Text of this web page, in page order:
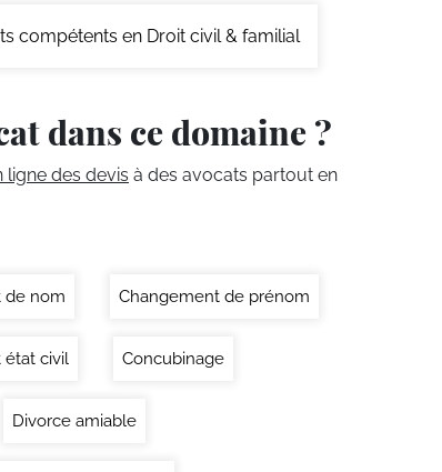
compétents en Droit civil & familial
dans ce domaine ?
ligne des devis à des avocats partout en
de nom Changement de prénom
état civil Concubinage
Divorce amiable